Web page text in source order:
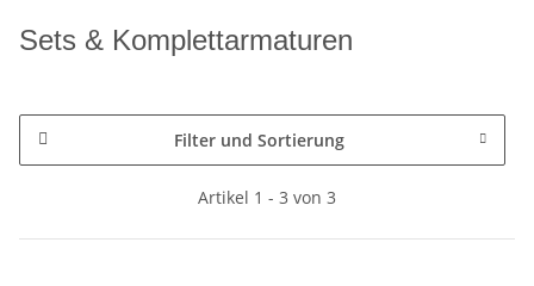
Sets & Komplettarmaturen
Filter und Sortierung
Artikel 1 - 3 von 3